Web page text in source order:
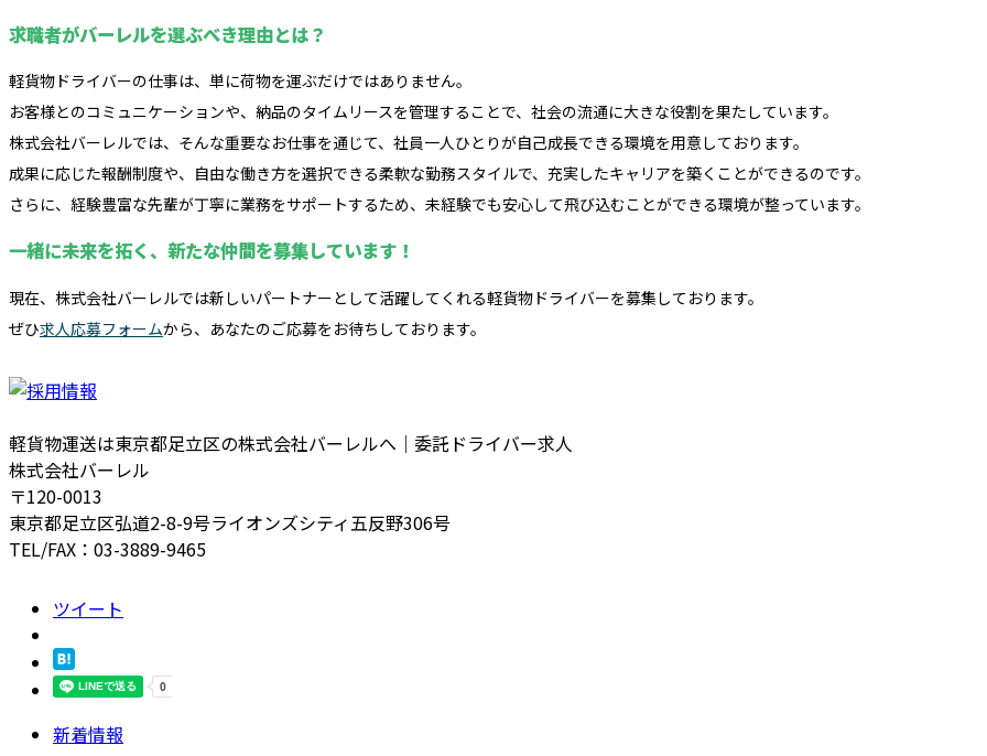
求職者がバーレルを選ぶべき理由とは？
軽貨物ドライバーの仕事は、単に荷物を運ぶだけではありません。
お客様とのコミュニケーションや、納品のタイムリースを管理することで、社会の流通に大きな役割を果たしています。
株式会社バーレルでは、そんな重要なお仕事を通じて、社員一人ひとりが自己成長できる環境を用意しております。
成果に応じた報酬制度や、自由な働き方を選択できる柔軟な勤務スタイルで、充実したキャリアを築くことができるのです。
さらに、経験豊富な先輩が丁寧に業務をサポートするため、未経験でも安心して飛び込むことができる環境が整っています。
一緒に未来を拓く、新たな仲間を募集しています！
現在、株式会社バーレルでは新しいパートナーとして活躍してくれる軽貨物ドライバーを募集しております。
ぜひ求人応募フォームから、あなたのご応募をお待ちしております。
軽貨物運送は東京都足立区の株式会社バーレルへ｜委託ドライバー求人
株式会社バーレル
〒120-0013
東京都足立区弘道2-8-9号ライオンズシティ五反野306号
TEL/FAX：03-3889-9465
ツイート
新着情報